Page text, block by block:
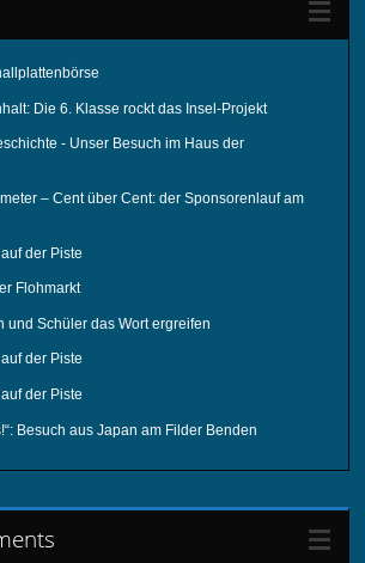
Die 6. Klasse rockt das Insel-Projekt
- Unser Besuch im Haus der
– Cent über Cent: der Sponsorenlauf am
der Piste
Flohmarkt
und Schüler das Wort ergreifen
der Piste
der Piste
Besuch aus Japan am Filder Benden